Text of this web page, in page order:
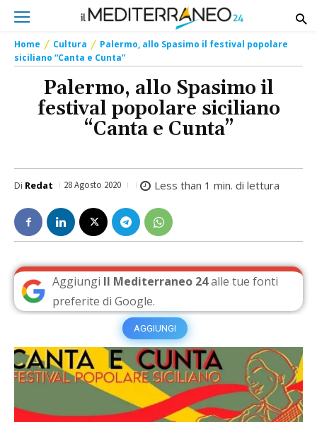
Home Cultura
Palermo, allo Spasimo il festival popolare
siciliano “Canta e Cunta”
Palermo, allo Spasimo il
festival popolare siciliano
“Canta e Cunta”
Di Redat 28 Agosto 2020 Less than 1 min. di lettura
Aggiungi Il Mediterraneo 24alle tue fonti
preferite di Google.
AGGIUNGI